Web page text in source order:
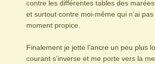
contre les différentes tables des
et surtout contre moi-même qui n’ai
moment propice.
Finalement je jette l’ancre un peu plus
courant s’inverse et me porte vers la